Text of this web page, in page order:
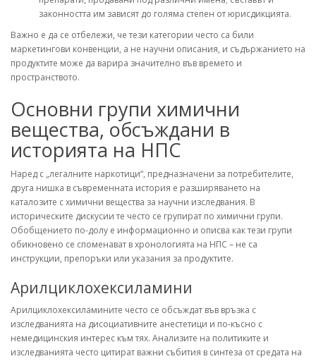
законността им зависят до голяма степен от юрисдикцията.
Важно е да се отбележи, че тези категории често са били
маркетингови конвенции, а не научни описания, и съдържанието на
продуктите може да варира значително във времето и
пространството.
Основни групи химични
вещества, обсъждани в
историята на НПС
Наред с „легалните наркотици“, предназначени за потребителите,
друга нишка в съвременната история е разширяването на
каталозите с химични вещества за научни изследвания. В
историческите дискусии те често се групират по химични групи.
Обобщението по-долу е информационно и описва как тези групи
обикновено се споменават в хронологията на НПС – не са
инструкции, препоръки или указания за продуктите.
Арилциклохексиламини
Арилциклохексиламините често се обсъждат във връзка с
изследванията на дисоциативните анестетици и по-късно с
немедицинския интерес към тях. Анализите на политиките и
изследванията често цитират важни събития в синтеза от средата на